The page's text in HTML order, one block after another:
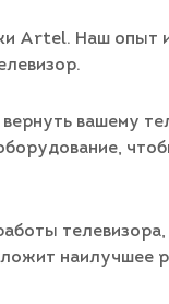
Artel. Наш опыт
вашему
наилучшее